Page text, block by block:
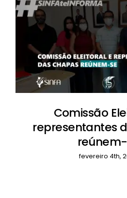
Comissão
representantes
fevereiro 4th,